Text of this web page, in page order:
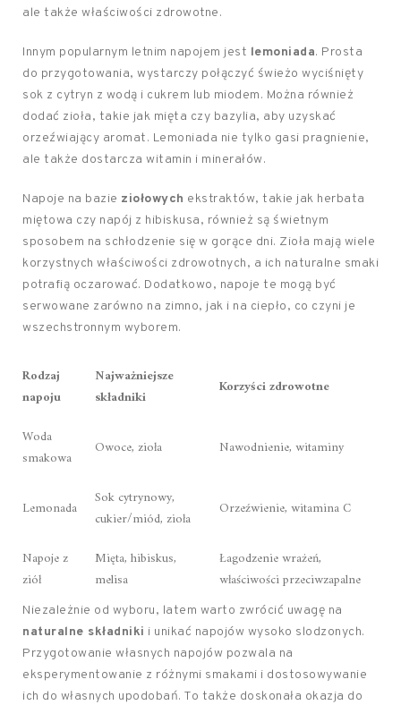
ale także właściwości zdrowotne.
Innym popularnym letnim napojem jest lemoniada. Prosta
do przygotowania, wystarczy połączyć świeżo wyciśnięty
sok z cytryn z wodą i cukrem lub miodem. Można również
dodać zioła, takie jak mięta czy bazylia, aby uzyskać
orzeźwiający aromat. Lemoniada nie tylko gasi pragnienie,
ale także dostarcza witamin i minerałów.
Napoje na bazie ziołowych ekstraktów, takie jak herbata
miętowa czy napój z hibiskusa, również są świetnym
sposobem na schłodzenie się w gorące dni. Zioła mają wiele
korzystnych właściwości zdrowotnych, a ich naturalne smaki
potrafią oczarować. Dodatkowo, napoje te mogą być
serwowane zarówno na zimno, jak i na ciepło, co czyni je
wszechstronnym wyborem.
Rodzaj
napoju
Najważniejsze
składniki
Korzyści zdrowotne
Woda
smakowa
Owoce, zioła Nawodnienie, witaminy
Lemonada
Sok cytrynowy,
cukier/miód, zioła
Orzeźwienie, witamina C
Napoje z
ziół
Mięta, hibiskus,
melisa
Łagodzenie wrażeń,
właściwości przeciwzapalne
Niezależnie od wyboru, latem warto zwrócić uwagę na
naturalne składniki i unikać napojów wysoko slodzonych.
Przygotowanie własnych napojów pozwala na
eksperymentowanie z różnymi smakami i dostosowywanie
ich do własnych upodobań. To także doskonała okazja do